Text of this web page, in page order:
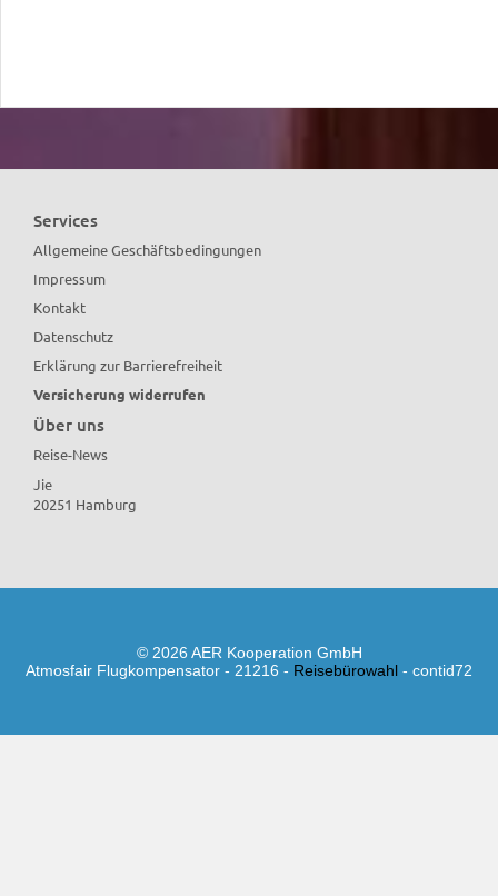
Services
Allgemeine Geschäftsbedingungen
Impressum
Kontakt
Datenschutz
Erklärung zur Barrierefreiheit
Versicherung widerrufen
Über uns
Reise-News
Jie
20251 Hamburg
© 2026 AER Kooperation GmbH
Atmosfair Flugkompensator - 21216 - Reisebürowahl - contid72